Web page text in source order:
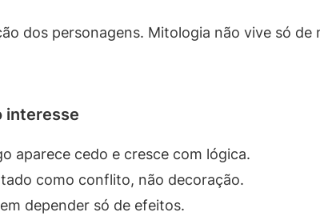
dos personagens. Mitologia não vive só
interesse
aparece cedo e cresce com lógica.
como conflito, não decoração.
depender só de efeitos.